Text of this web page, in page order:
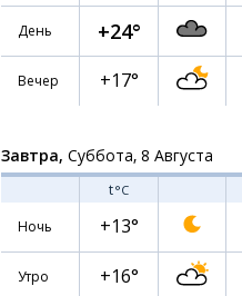
День +24°
Вечер +17°
Завтра, Суббота, 8 Августа
t°C
Ночь
+13°
Утро +16°